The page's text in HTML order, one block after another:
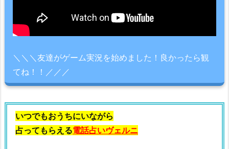
＼＼＼友達がゲーム実況を始めました！良かったら観
てね！！／／／
いつでもおうちにいながら
占ってもらえる電話占いヴェルニ